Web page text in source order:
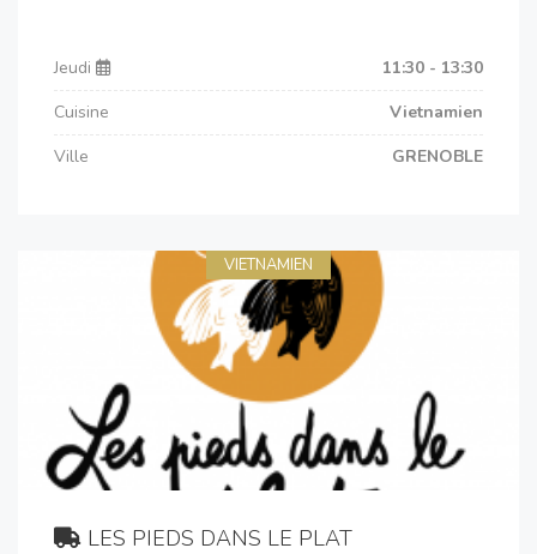
Jeudi
11:30 - 13:30
Cuisine
Vietnamien
Ville
GRENOBLE
VIETNAMIEN
LES PIEDS DANS LE PLAT